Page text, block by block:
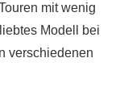
mit wenig
Modell bei
verschiedenen